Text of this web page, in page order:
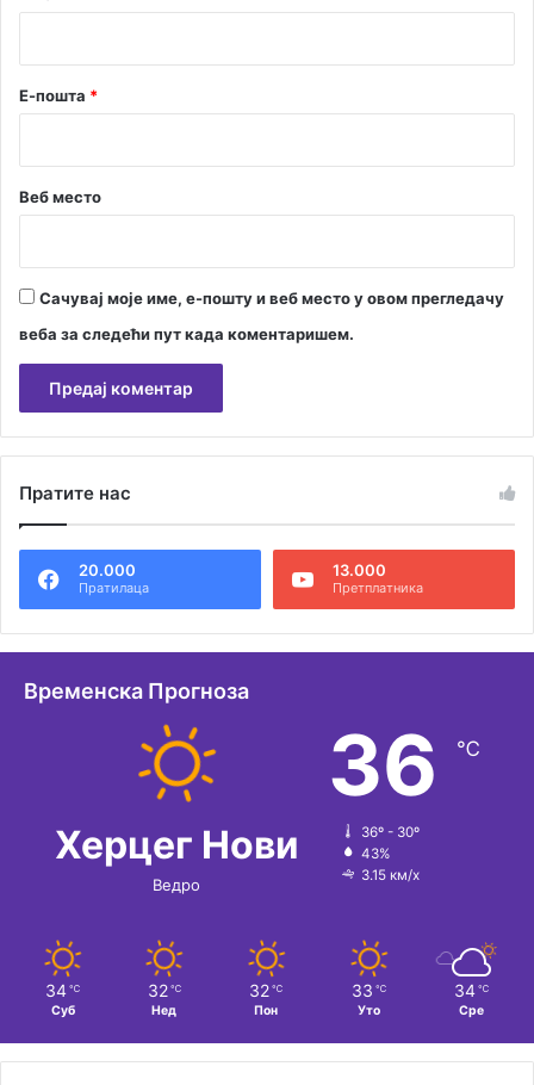
Е-пошта *
Веб место
Сачувај моје име, е-пошту и веб место у овом прегледачу
веба за следећи пут када коментаришем.
т
н
т
Пратите нас
20.000
Пратилаца
13.000
Претплатника
Временска Прогноза
Херцег Нови
Ведро
36 ℃
36º - 30º
43%
3.15 км/х
34 ℃
Суб
32 ℃
Нед
32 ℃
Пон
33 ℃
Уто
34 ℃
Сре